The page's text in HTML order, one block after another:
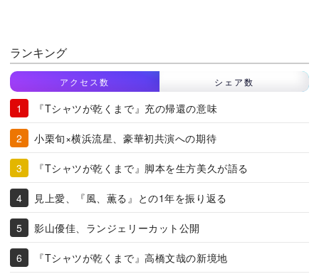
ランキング
アクセス数 シェア数
『Tシャツが乾くまで』充の帰還の意味
小栗旬×横浜流星、豪華初共演への期待
『Tシャツが乾くまで』脚本を生方美久が語る
見上愛、『風、薫る』との1年を振り返る
影山優佳、ランジェリーカット公開
『Tシャツが乾くまで』高橋文哉の新境地